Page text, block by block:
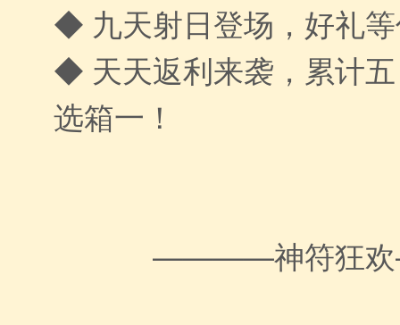
◆ 九天射日登场，好礼
◆ 天天返利来袭，累计
选箱一！
————神符狂